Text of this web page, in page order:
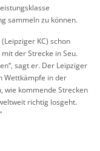
sammeln zu können.
KC) schon
der Strecke in Seu.
sagt er. Der Leipziger
Wettkämpfe in der
wie kommende Strecken
richtig losgeht.